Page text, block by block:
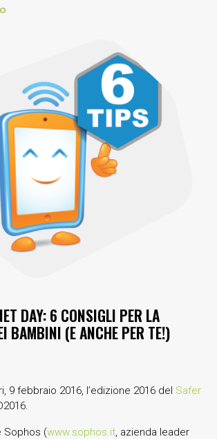
DAY: 6 CONSIGLI PER LA
BAMBINI (E ANCHE PER TE!)
9 febbraio 2016, l’edizione 2016 del Safer
Sophos (www.sophos.it, azienda leader